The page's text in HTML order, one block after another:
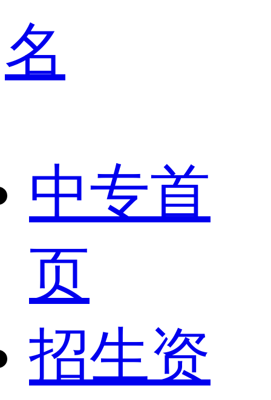
名
中专首
页
招生资